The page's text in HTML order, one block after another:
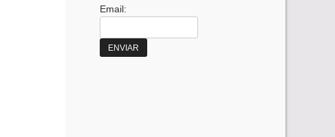
Email: